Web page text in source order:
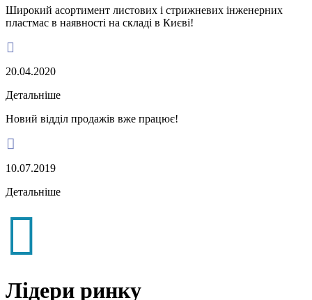
Широкий асортимент листових і стрижневих інженерних
пластмас в наявності на складі в Києві!

20.04.2020
Детальніше
Новий відділ продажів вже працює!

10.07.2019
Детальніше

Лідери ринку